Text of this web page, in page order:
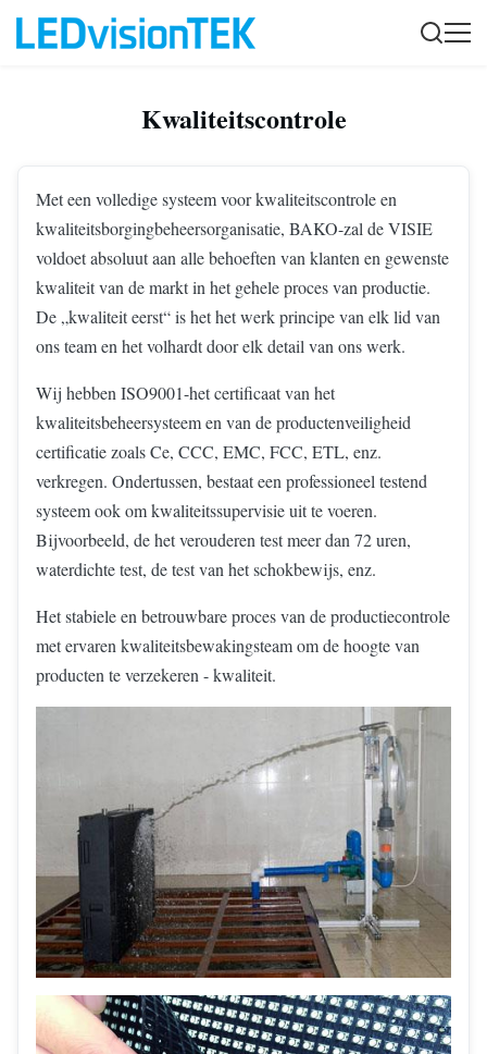
Kwaliteitscontrole
Met een volledige systeem voor kwaliteitscontrole en
kwaliteitsborgingbeheersorganisatie, BAKO-zal de VISIE
voldoet absoluut aan alle behoeften van klanten en gewenste
kwaliteit van de markt in het gehele proces van productie.
De „kwaliteit eerst“ is het het werk principe van elk lid van
ons team en het volhardt door elk detail van ons werk.
Wij hebben ISO9001-het certificaat van het
kwaliteitsbeheersysteem en van de productenveiligheid
certificatie zoals Ce, CCC, EMC, FCC, ETL, enz.
verkregen. Ondertussen, bestaat een professioneel testend
systeem ook om kwaliteitssupervisie uit te voeren.
Bijvoorbeeld, de het verouderen test meer dan 72 uren,
waterdichte test, de test van het schokbewijs, enz.
Het stabiele en betrouwbare proces van de productiecontrole
met ervaren kwaliteitsbewakingsteam om de hoogte van
producten te verzekeren - kwaliteit.